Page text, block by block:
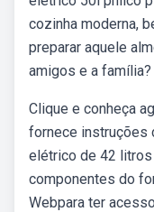
cozinha moderna,
preparar aquele
amigos e a família?
Clique e conheça
fornece instruções
elétrico de 42
componentes do
Webpara ter